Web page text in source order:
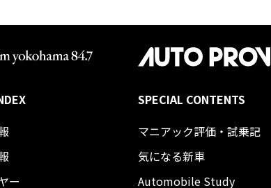
ー
SPECIAL CONTENTS
マニアック評価・試乗記
気になる新車
Automobile Study